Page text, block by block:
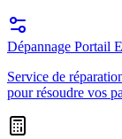
Dépannage Portail
Service de
pour résoudre vos